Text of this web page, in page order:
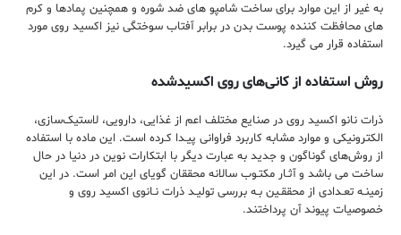
به غیر از این موارد برای ساخت شامپو های ضد شوره و همچنین پمادها و کرم
های محافظت کننده پوست بدن در برابر آفتاب سوختگی نیز اکسید روی مورد
استفاده قرار می گیرد.
روش اﺳﺘﻔﺎده از ﻛﺎنیﻫﺎی روی اکسید‌شده
ذرات ﻧﺎﻧﻮ اکسید روی در ﺻﻨﺎﻳﻊ ﻣﺨﺘﻠﻒ اﻋﻢ از ﻏﺬایی، دارویی، ﻻستیکﺳﺎزی،
اﻟﻜﺘﺮونیکی و ﻣﻮارد ﻣﺸﺎﺑﻪ ﻛﺎرﺑﺮد ﻓﺮاوانی ﭘﻴـﺪا ﻛـﺮده اﺳﺖ. اﻳﻦ ﻣﺎده ﺑﺎ اﺳﺘﻔﺎده
از روشﻫﺎی ﮔﻮﻧﺎﮔﻮن و ﺟﺪﻳﺪ به عبارت دﻳﮕﺮ ﺑﺎ اﺑﺘﻜﺎرات ﻧﻮﻳﻦ در دﻧﻴﺎ در ﺣﺎل
ﺳﺎﺧﺖ می ﺑﺎﺷﺪ و آﺛـﺎر ﻣﻜﺘـﻮب ﺳﺎﻻﻧﻪ ﻣﺤﻘﻘﺎن ﮔﻮﻳﺎی اﻳﻦ اﻣﺮ اﺳﺖ. در اﻳﻦ
زﻣﻴﻨـﻪ ﺗﻌـﺪادی از ﻣﺤﻘﻘـﻴﻦ ﺑـﻪ ﺑﺮرسی ﺗﻮﻟﻴـﺪ ذرات ﻧـﺎﻧﻮی اکسید روی و
ﺧﺼﻮﺻﻴﺎت ﭘﻴﻮﻧﺪ آن ﭘﺮداﺧﺘﻨﺪ.